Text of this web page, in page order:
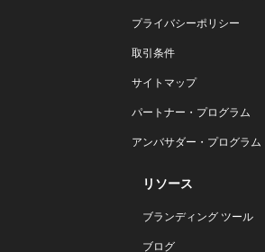
プライバシーポリシー
取引条件
サイトマップ
パートナー・プログラム
アンバサダー・プログラム
リソース
ブランディング ツール
ブログ